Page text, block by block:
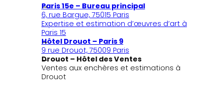
Paris 15e – Bureau principal
6, rue Bargue, 75015 Paris
Expertise et estimation d’œuvres d’art à
Paris 15
Hôtel Drouot – Paris 9
9 rue Drouot, 75009 Paris
Drouot – Hôtel des Ventes
Ventes aux enchères et estimations à
Drouot